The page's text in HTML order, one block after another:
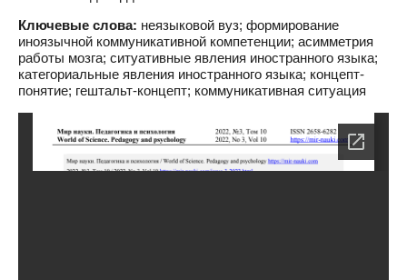
Ключевые слова: неязыковой вуз; формирование
иноязычной коммуникативной компетенции; асимметрия
работы мозга; ситуативные явления иностранного языка;
категориальные явления иностранного языка; концепт-
понятие; гештальт-концепт; коммуникативная ситуация